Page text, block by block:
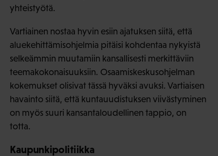
yhteistyötä.
Vartiainen nostaa hyvin esiin ajatuksen siitä, että
aluekehittämisohjelmia pitäisi kohdentaa nykyistä
selkeämmin muutamiin kansallisesti merkittäviin
teemakokonaisuuksiin. Osaamiskeskusohjelman
kokemukset olisivat tässä hyväksi avuksi. Vartiaisen
havainto siitä, että kuntauudistuksen viivästyminen
on myös suuri kansantaloudellinen tappio, on
totta.
Kaupunkipolitiikka